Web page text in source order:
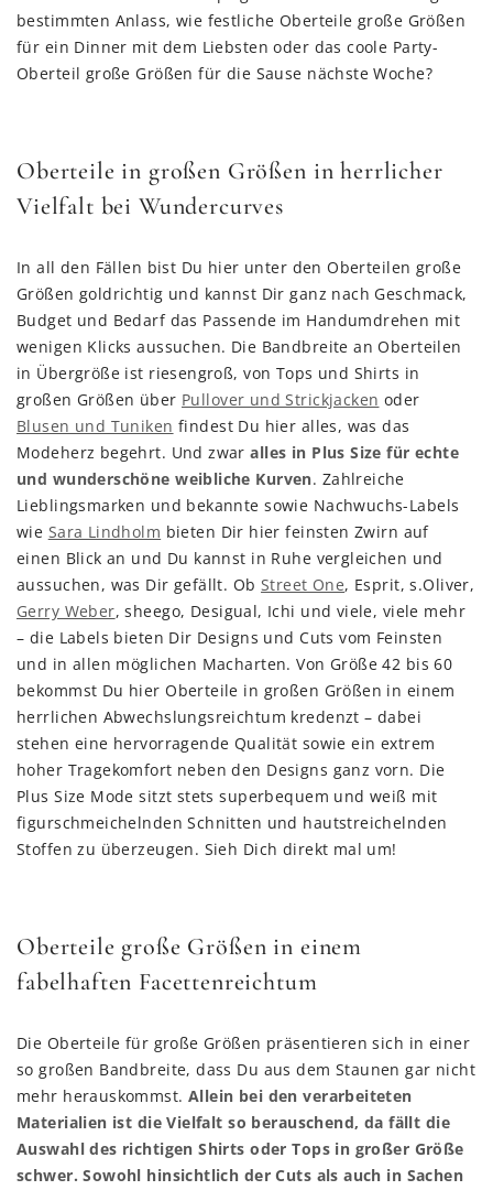
bestimmten Anlass, wie festliche Oberteile große Größen
für ein Dinner mit dem Liebsten oder das coole Party-
Oberteil große Größen für die Sause nächste Woche?
Oberteile in großen Größen in herrlicher
Vielfalt bei Wundercurves
In all den Fällen bist Du hier unter den Oberteilen große
Größen goldrichtig und kannst Dir ganz nach Geschmack,
Budget und Bedarf das Passende im Handumdrehen mit
wenigen Klicks aussuchen. Die Bandbreite an Oberteilen
in Übergröße ist riesengroß, von Tops und Shirts in
großen Größen über Pullover und Strickjacken oder
Blusen und Tuniken findest Du hier alles, was das
Modeherz begehrt. Und zwaralles in Plus Size für echte
und wunderschöne weibliche Kurven. Zahlreiche
Lieblingsmarken und bekannte sowie Nachwuchs-Labels
wie Sara Lindholm bieten Dir hier feinsten Zwirn auf
einen Blick an und Du kannst in Ruhe vergleichen und
aussuchen, was Dir gefällt. ObStreet One, Esprit, s.Oliver,
Gerry Weber, sheego, Desigual, Ichi und viele, viele mehr
– die Labels bieten Dir Designs und Cuts vom Feinsten
und in allen möglichen Macharten. Von Größe 42 bis 60
bekommst Du hier Oberteile in großen Größen in einem
herrlichen Abwechslungsreichtum kredenzt – dabei
stehen eine hervorragende Qualität sowie ein extrem
hoher Tragekomfort neben den Designs ganz vorn. Die
Plus Size Mode sitzt stets superbequem und weiß mit
figurschmeichelnden Schnitten und hautstreichelnden
Stoffen zu überzeugen. Sieh Dich direkt mal um!
Oberteile große Größen in einem
fabelhaften Facettenreichtum
Die Oberteile für große Größen präsentieren sich in einer
so großen Bandbreite, dass Du aus dem Staunen gar nicht
mehr herauskommst. Allein bei den verarbeiteten
Materialien ist die Vielfalt so berauschend, da fällt die
Auswahl des richtigen Shirts oder Tops in großer Größe
schwer. Sowohl hinsichtlich der Cuts als auch in Sachen